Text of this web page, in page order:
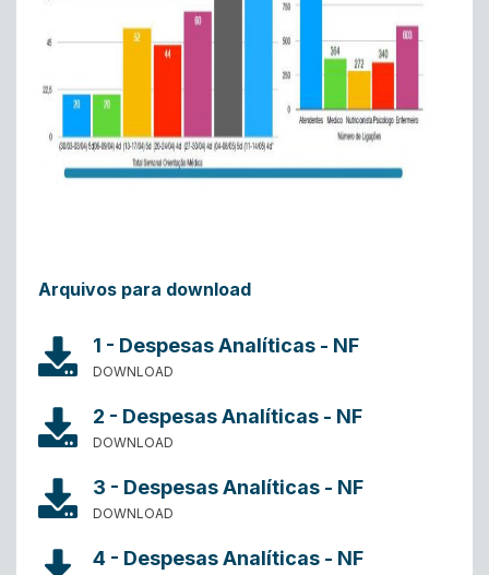
Arquivos para download
1 - Despesas Analíticas - NF
DOWNLOAD
2 - Despesas Analíticas - NF
DOWNLOAD
3 - Despesas Analíticas - NF
DOWNLOAD
4 - Despesas Analíticas - NF